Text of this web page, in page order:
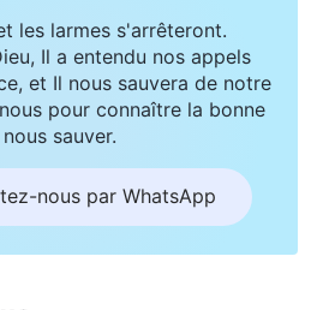
satellite” du ciel.
dans l’esprit des gens, un
pour d’autres choses et
saisit l’occasion d’entrer.
Dieu avec leur
les larmes s'arrêteront.
Il a entendu nos appels
et Il nous sauvera de notre
pour connaître la bonne
sauver.
nous par WhatsApp